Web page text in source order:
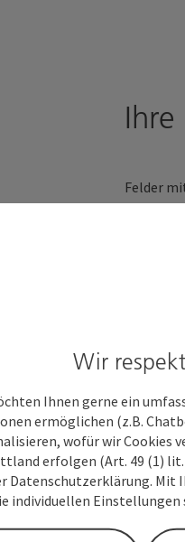
Felder
ist
Ihre
Wir
Ihnen gerne ein
ermöglichen (z.B.
wofür wir Cookies
erfolgen (Art. 49 (1) lit.
Datenschutzerklärung. Mit
individuellen